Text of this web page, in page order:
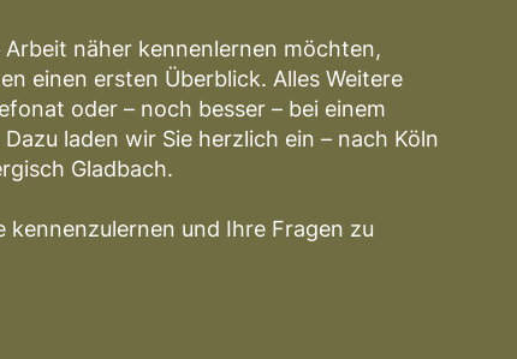
Arbeit näher kennenlernen möchten,
einen ersten Überblick. Alles Weitere
oder – noch besser – bei einem
laden wir Sie herzlich ein – nach Köln
Gladbach.
kennenzulernen und Ihre Fragen zu